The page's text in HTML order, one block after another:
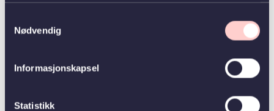
Nødvendig
Informasjonskapsel
Statistikk